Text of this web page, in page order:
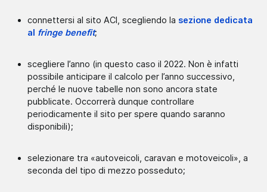
connettersi al sito ACI, scegliendo la sezione dedicata
al fringe benefit;
scegliere l’anno (in questo caso il 2022. Non è infatti
possibile anticipare il calcolo per l’anno successivo,
perché le nuove tabelle non sono ancora state
pubblicate. Occorrerà dunque controllare
periodicamente il sito per spere quando saranno
disponibili);
selezionare tra «autoveicoli, caravan e motoveicoli», a
seconda del tipo di mezzo posseduto;